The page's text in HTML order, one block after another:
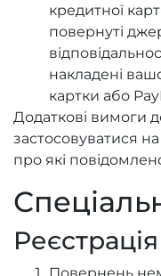
кредитної
повернуті
накладені
картки або
Додаткові вимоги
застосовуватися
про які